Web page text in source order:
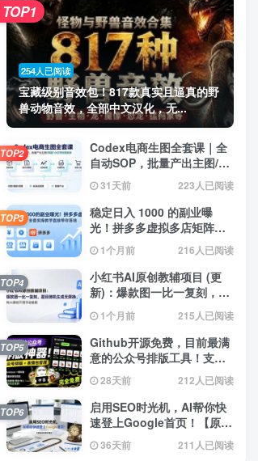
254人已阅读
宝藏级别音效包！817款真实且逼真的野
兽动物音效，全部中文汉化，无...
TOP1
Codex电商生图全套课｜全
自动SOP，批量产出主图/海
报/小红书封面素材
31天前 223人已阅读
TOP2
稳定日入 1000 的副业曝
光！拼多多虚拟多店矩阵，
全套实操教学直接带你落地
1个月前 216人已阅读
TOP3
小红书AI原创教辅项目 (更
新)：爆款图一比一复刻，题
目随机生成无限换，纯AI原
创不用手动排版
1个月前 215人已阅读
TOP4
Github开源免费，目前最满
意的公众号排版工具！支持
实时预览，排版超美观且带
表情包管理功能
28天前 212人已阅读
TOP5
启用SEO时光机，AI帮你快
速登上Google首页！【原创
双语字幕】
36天前 211人已阅读
TOP6